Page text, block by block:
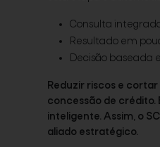
Consulta
Resultado em
Decisão baseada
Reduzir riscos e
concessão de crédito.
inteligente. Assim, o
aliado estratégico.